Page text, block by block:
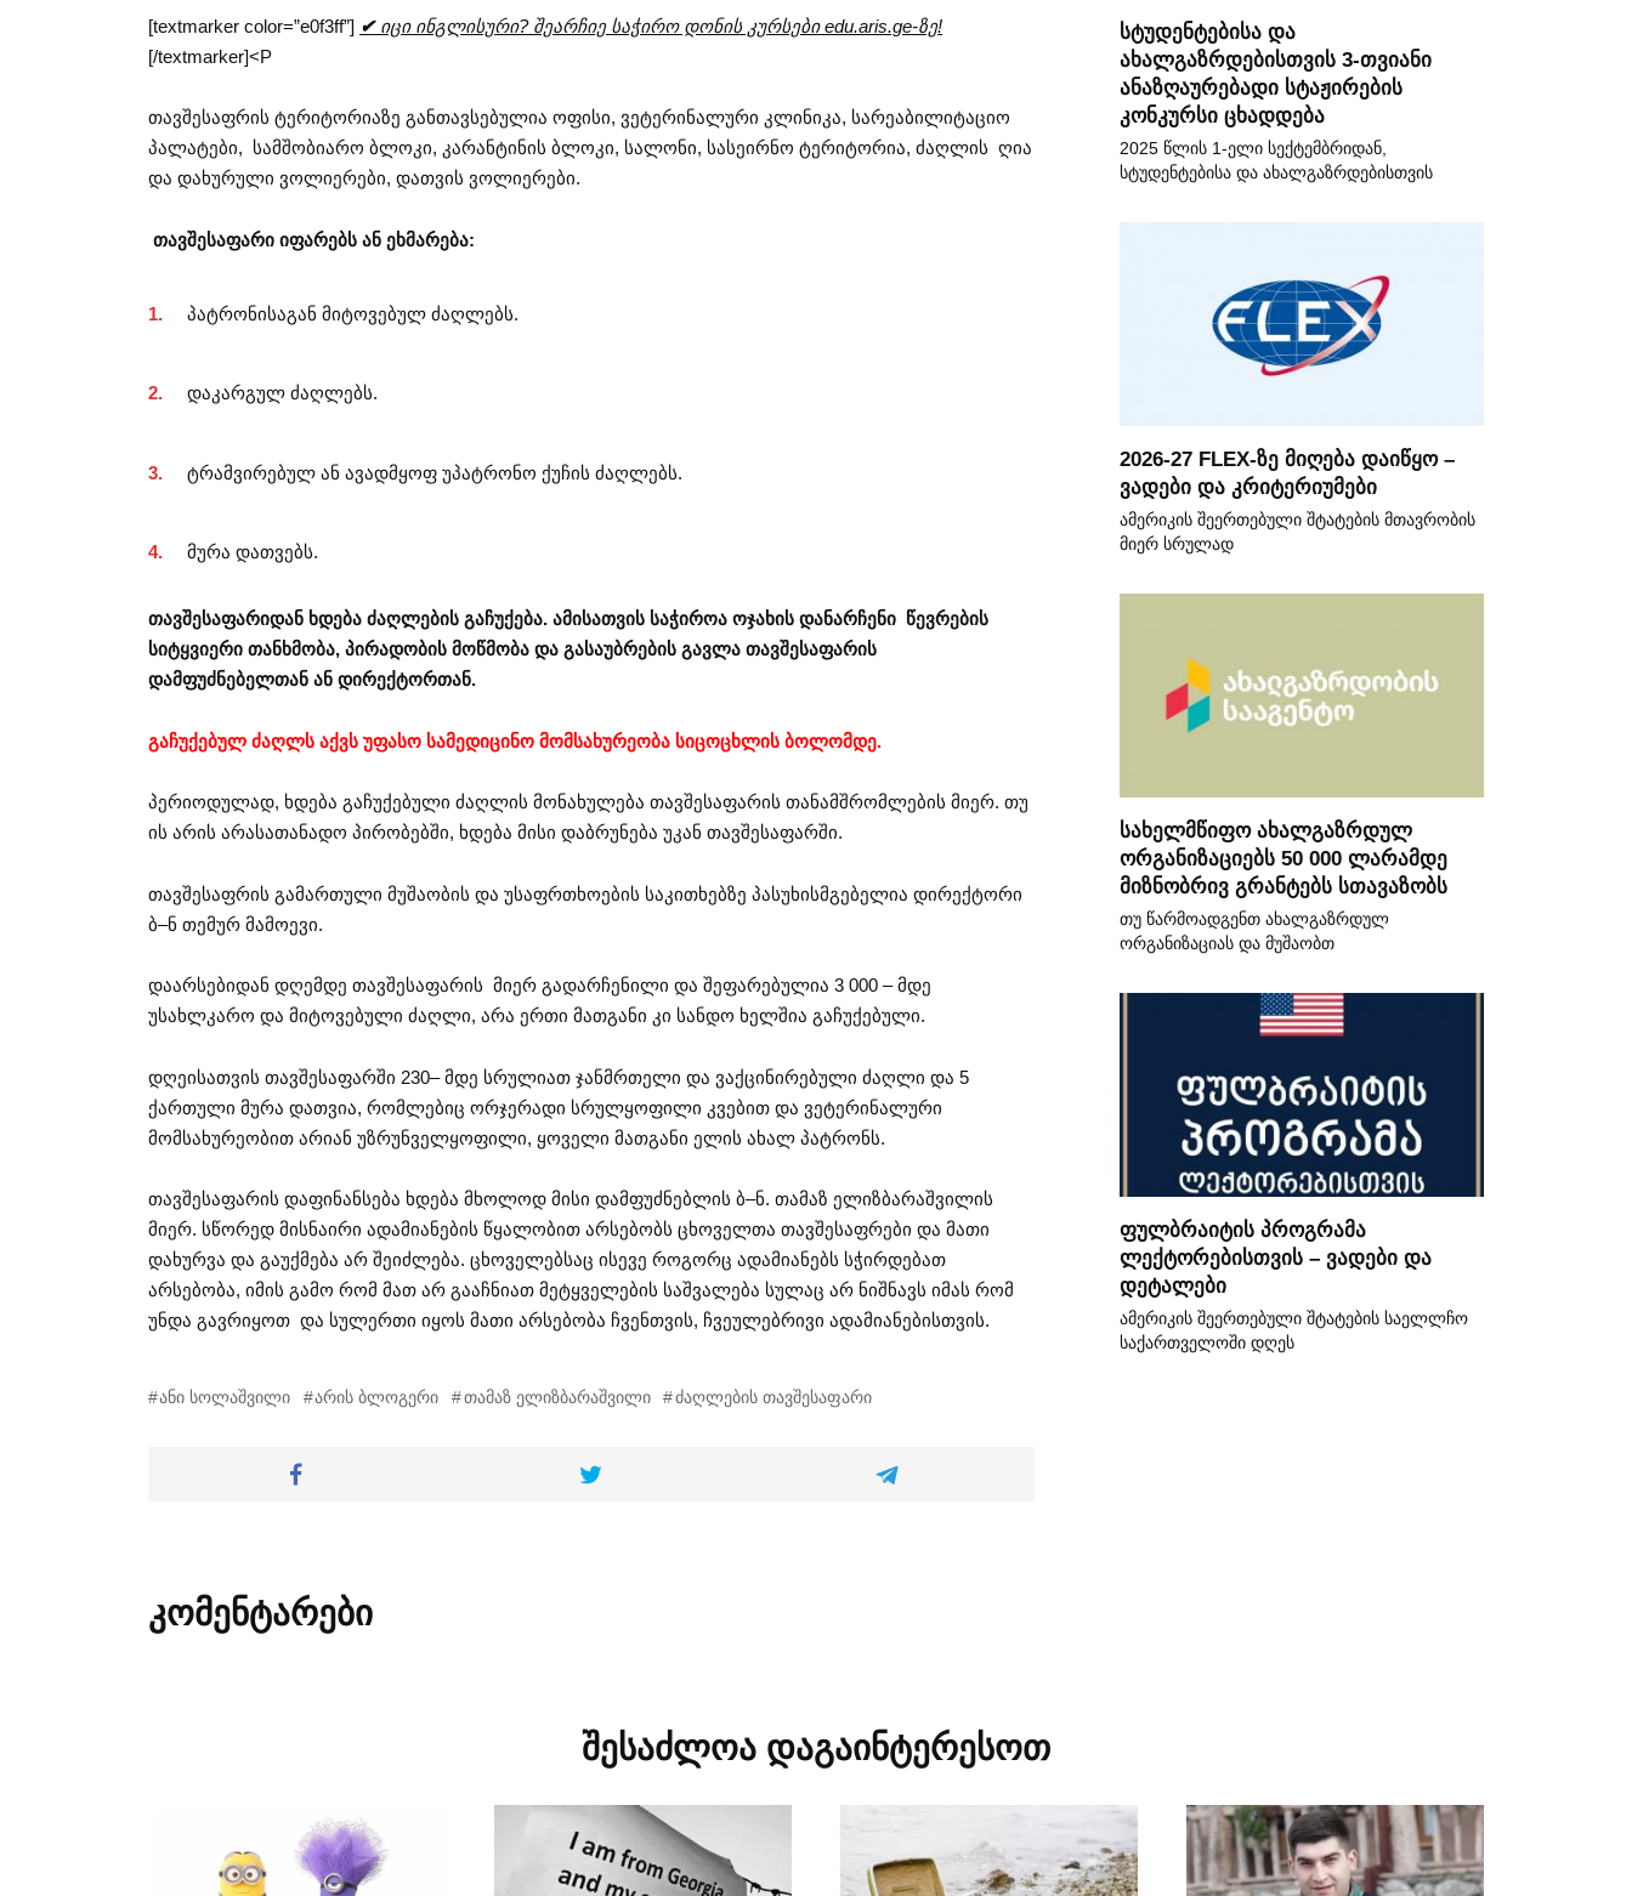
[textmarker color=”e0f3ff”] ✔იცი ინგლისური? შეარჩიე საჭირო დონის კურსები edu.aris.ge-ზე!
[/textmarker]<P
თავშესაფრის ტერიტორიაზე განთავსებულია ოფისი, ვეტერინალური კლინიკა, სარეაბილიტაციო
პალატები, სამშობიარო ბლოკი, კარანტინის ბლოკი, სალონი, სასეირნო ტერიტორია, ძაღლის ღია
და დახურული ვოლიერები, დათვის ვოლიერები.
თავშესაფარი იფარებს ან ეხმარება:
პატრონისაგან მიტოვებულ ძაღლებს.
დაკარგულ ძაღლებს.
ტრამვირებულ ან ავადმყოფ უპატრონო ქუჩის ძაღლებს.
მურა დათვებს.
თავშესაფარიდან ხდება ძაღლების გაჩუქება. ამისათვის საჭიროა ოჯახის დანარჩენი წევრების
სიტყვიერი თანხმობა, პირადობის მოწმობა და გასაუბრების გავლა თავშესაფარის
დამფუძნებელთან ან დირექტორთან.
გაჩუქებულ ძაღლს აქვს უფასო სამედიცინო მომსახურეობა სიცოცხლის ბოლომდე.
პერიოდულად, ხდება გაჩუქებული ძაღლის მონახულება თავშესაფარის თანამშრომლების მიერ. თუ
ის არის არასათანადო პირობებში, ხდება მისი დაბრუნება უკან თავშესაფარში.
თავშესაფრის გამართული მუშაობის და უსაფრთხოების საკითხებზე პასუხისმგებელია დირექტორი
ბ–ნ თემურ მამოევი.
დაარსებიდან დღემდე თავშესაფარის მიერ გადარჩენილი და შეფარებულია 3 000 – მდე
უსახლკარო და მიტოვებული ძაღლი, არა ერთი მათგანი კი სანდო ხელშია გაჩუქებული.
დღეისათვის თავშესაფარში 230– მდე სრულიათ ჯანმრთელი და ვაქცინირებული ძაღლი და 5
ქართული მურა დათვია, რომლებიც ორჯერადი სრულყოფილი კვებით და ვეტერინალური
მომსახურეობით არიან უზრუნველყოფილი, ყოველი მათგანი ელის ახალ პატრონს.
თავშესაფარის დაფინანსება ხდება მხოლოდ მისი დამფუძნებლის ბ–ნ. თამაზ ელიზბარაშვილის
მიერ. სწორედ მისნაირი ადამიანების წყალობით არსებობს ცხოველთა თავშესაფრები და მათი
დახურვა და გაუქმება არ შეიძლება. ცხოველებსაც ისევე როგორც ადამიანებს სჭირდებათ
არსებობა, იმის გამო რომ მათ არ გააჩნიათ მეტყველების საშვალება სულაც არ ნიშნავს იმას რომ
უნდა გავრიყოთ და სულერთი იყოს მათი არსებობა ჩვენთვის, ჩვეულებრივი ადამიანებისთვის.
ანი სოლაშვილი არის ბლოგერი თამაზ ელიზბარაშვილი ძაღლების თავშესაფარი
კომენტარები
სტუდენტებისა და
ახალგაზრდებისთვის 3-თვიანი
ანაზღაურებადი სტაჟირების
კონკურსი ცხადდება
2025 წლის 1-ელი სექტემბრიდან,
სტუდენტებისა და ახალგაზრდებისთვის
2026-27 FLEX-ზე მიღება დაიწყო –
ვადები და კრიტერიუმები
ამერიკის შეერთებული შტატების მთავრობის
მიერ სრულად
სახელმწიფო ახალგაზრდულ
ორგანიზაციებს 50 000 ლარამდე
მიზნობრივ გრანტებს სთავაზობს
თუ წარმოადგენთ ახალგაზრდულ
ორგანიზაციას და მუშაობთ
ფულბრაიტის პროგრამა
ლექტორებისთვის – ვადები და
დეტალები
ამერიკის შეერთებული შტატების საელლჩო
საქართველოში დღეს
შესაძლოა დაგაინტერესოთ